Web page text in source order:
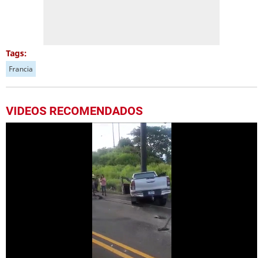
Tags:
Francia
VIDEOS RECOMENDADOS